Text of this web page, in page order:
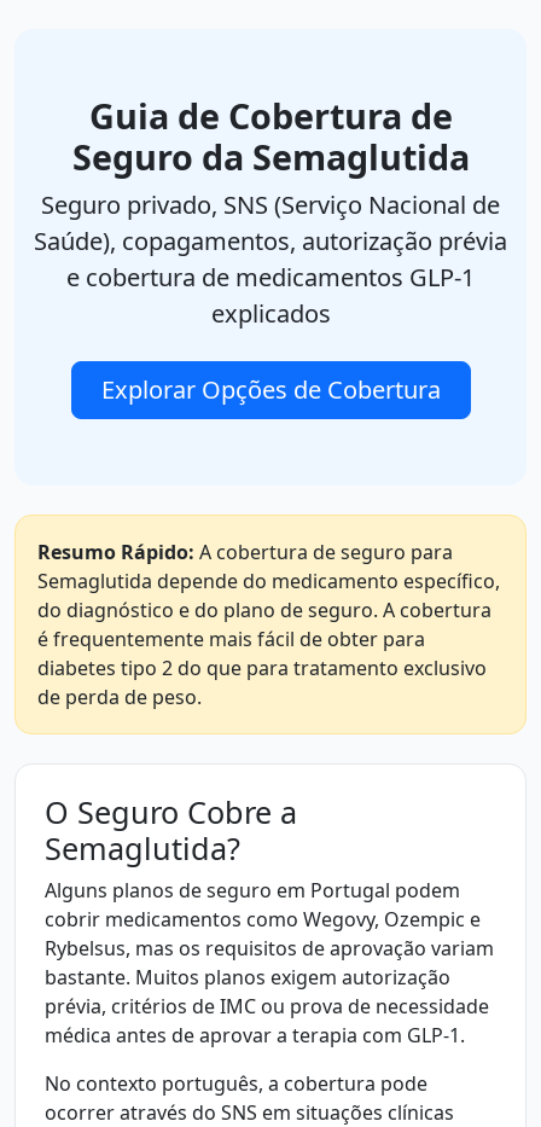
Guia de Cobertura de
Seguro da Semaglutida
Seguro privado, SNS (Serviço Nacional de
Saúde), copagamentos, autorização prévia
e cobertura de medicamentos GLP-1
explicados
Explorar Opções de Cobertura
Resumo Rápido: A cobertura de seguro para
Semaglutida depende do medicamento específico,
do diagnóstico e do plano de seguro. A cobertura
é frequentemente mais fácil de obter para
diabetes tipo 2 do que para tratamento exclusivo
de perda de peso.
O Seguro Cobre a
Semaglutida?
Alguns planos de seguro em Portugal podem
cobrir medicamentos como Wegovy, Ozempic e
Rybelsus, mas os requisitos de aprovação variam
bastante. Muitos planos exigem autorização
prévia, critérios de IMC ou prova de necessidade
médica antes de aprovar a terapia com GLP-1.
No contexto português, a cobertura pode
ocorrer através do SNS em situações clínicas